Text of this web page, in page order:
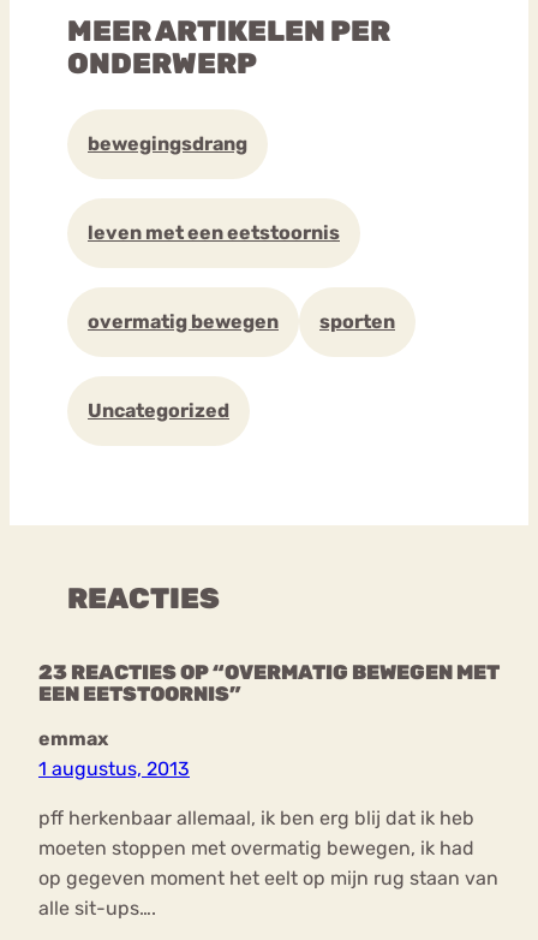
MEER ARTIKELEN PER
ONDERWERP
bewegingsdrang
leven met een eetstoornis
overmatig bewegen sporten
Uncategorized
REACTIES
23 REACTIES OP “OVERMATIG BEWEGEN MET
EEN EETSTOORNIS”
emmax
1 augustus, 2013
pff herkenbaar allemaal, ik ben erg blij dat ik heb
moeten stoppen met overmatig bewegen, ik had
op gegeven moment het eelt op mijn rug staan van
alle sit-ups….